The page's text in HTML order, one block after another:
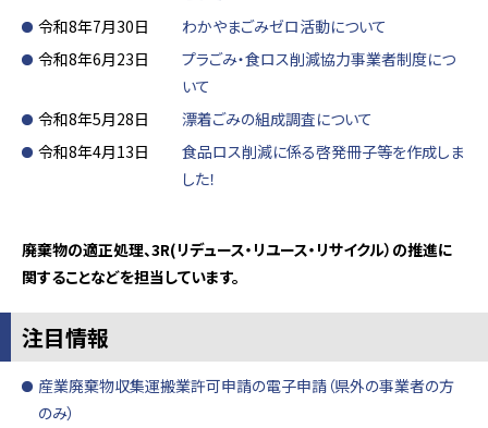
令和8年7月30日
わかやまごみゼロ活動について
令和8年6月23日
プラごみ・食ロス削減協力事業者制度につ
いて
令和8年5月28日
漂着ごみの組成調査について
令和8年4月13日
食品ロス削減に係る啓発冊子等を作成しま
した！
廃棄物の適正処理、3R(リデュース・リユース・リサイクル）の推進に
関することなどを担当しています。
注目情報
産業廃棄物収集運搬業許可申請の電子申請（県外の事業者の方
のみ）